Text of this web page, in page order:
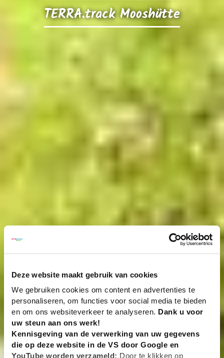
Deze website maakt gebruik van cookies
We gebruiken cookies om content en advertenties te
personaliseren, om functies voor social media te bieden
en om ons websiteverkeer te analyseren. Dank u voor
uw steun aan ons werk!
Kennisgeving van de verwerking van uw gegevens
die op deze website in de VS door Google en
YouTube worden verzameld: Door te klikken op
TERRA.track Mooshütte